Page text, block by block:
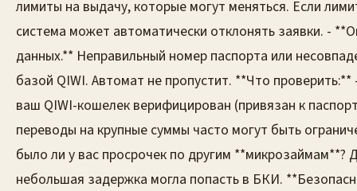
лимиты на выдачу, которые могут меняться. Если
система может автоматически отклонять заявки. -
данных.** Неправильный номер паспорта или
базой QIWI. Автомат не пропустит. **Что проверить:**
ваш QIWI-кошелек верифицирован (привязан к
переводы на крупные суммы часто могут быть
было ли у вас просрочек по другим **микрозаймам**?
небольшая задержка могла попасть в БКИ.